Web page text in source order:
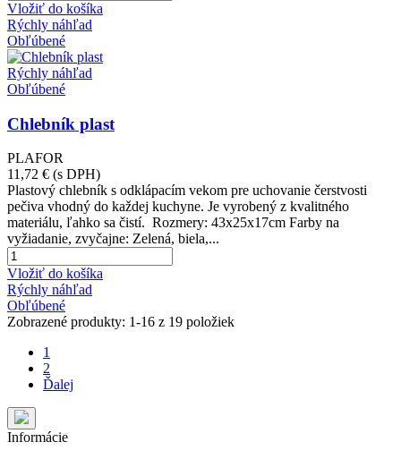
Vložiť do košíka
Rýchly náhľad
Obľúbené
Rýchly náhľad
Obľúbené
Chlebník plast
PLAFOR
11,72 € (s DPH)
Plastový chlebník s odklápacím vekom pre uchovanie čerstvosti
pečiva vhodný do každej kuchyne. Je vyrobený z kvalitného
materiálu, ľahko sa čistí. Rozmery: 43x25x17cm Farby na
vyžiadanie, zvyčajne: Zelená, biela,...
Vložiť do košíka
Rýchly náhľad
Obľúbené
Zobrazené produkty: 1-16 z 19 položiek
1
2
Ďalej
Informácie